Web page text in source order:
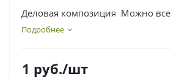
Деловая композиция Можно все
Подробнее
1 руб./шт